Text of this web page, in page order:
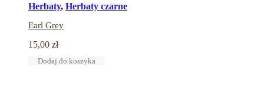
Herbaty, Herbaty czarne
Earl Grey
15,00 zł
Dodaj do koszyka